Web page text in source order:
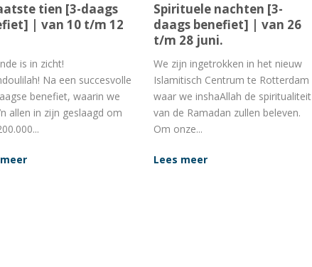
tien [3-daags
| van 10 t/m 12
is in zicht!
Na een succesvolle
benefiet, waarin we
allen in zijn geslaagd om
Spirituele nachten [3-
daags benefiet] | van 26
t/m 28 juni.
We zijn ingetrokken in het nieuw
Islamitisch Centrum te Rotterdam
waar we inshaAllah de spiritualiteit
van de Ramadan zullen beleven.
Om onze...
Lees meer